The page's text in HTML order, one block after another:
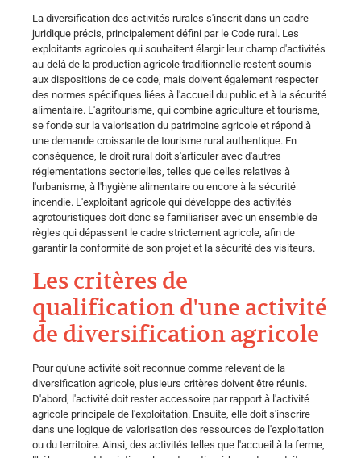
La diversification des activités rurales s'inscrit dans un cadre
juridique précis, principalement défini par le Code rural. Les
exploitants agricoles qui souhaitent élargir leur champ d'activités
au-delà de la production agricole traditionnelle restent soumis
aux dispositions de ce code, mais doivent également respecter
des normes spécifiques liées à l'accueil du public et à la sécurité
alimentaire. L'agritourisme, qui combine agriculture et tourisme,
se fonde sur la valorisation du patrimoine agricole et répond à
une demande croissante de tourisme rural authentique. En
conséquence, le droit rural doit s'articuler avec d'autres
réglementations sectorielles, telles que celles relatives à
l'urbanisme, à l'hygiène alimentaire ou encore à la sécurité
incendie. L'exploitant agricole qui développe des activités
agrotouristiques doit donc se familiariser avec un ensemble de
règles qui dépassent le cadre strictement agricole, afin de
garantir la conformité de son projet et la sécurité des visiteurs.
Les critères de
qualification d'une activité
de diversification agricole
Pour qu'une activité soit reconnue comme relevant de la
diversification agricole, plusieurs critères doivent être réunis.
D'abord, l'activité doit rester accessoire par rapport à l'activité
agricole principale de l'exploitation. Ensuite, elle doit s'inscrire
dans une logique de valorisation des ressources de l'exploitation
ou du territoire. Ainsi, des activités telles que l'accueil à la ferme,